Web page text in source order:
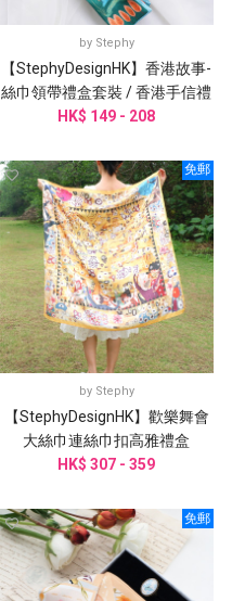
by Stephy
【StephyDesignHK】香港故事-
絲巾領帶禮盒套裝 / 香港手信禮
物
HK$ 149 - 208
免郵
by Stephy
【StephyDesignHK】歡樂舞會
大絲巾連絲巾扣高雅禮盒
HK$ 307 - 359
免郵